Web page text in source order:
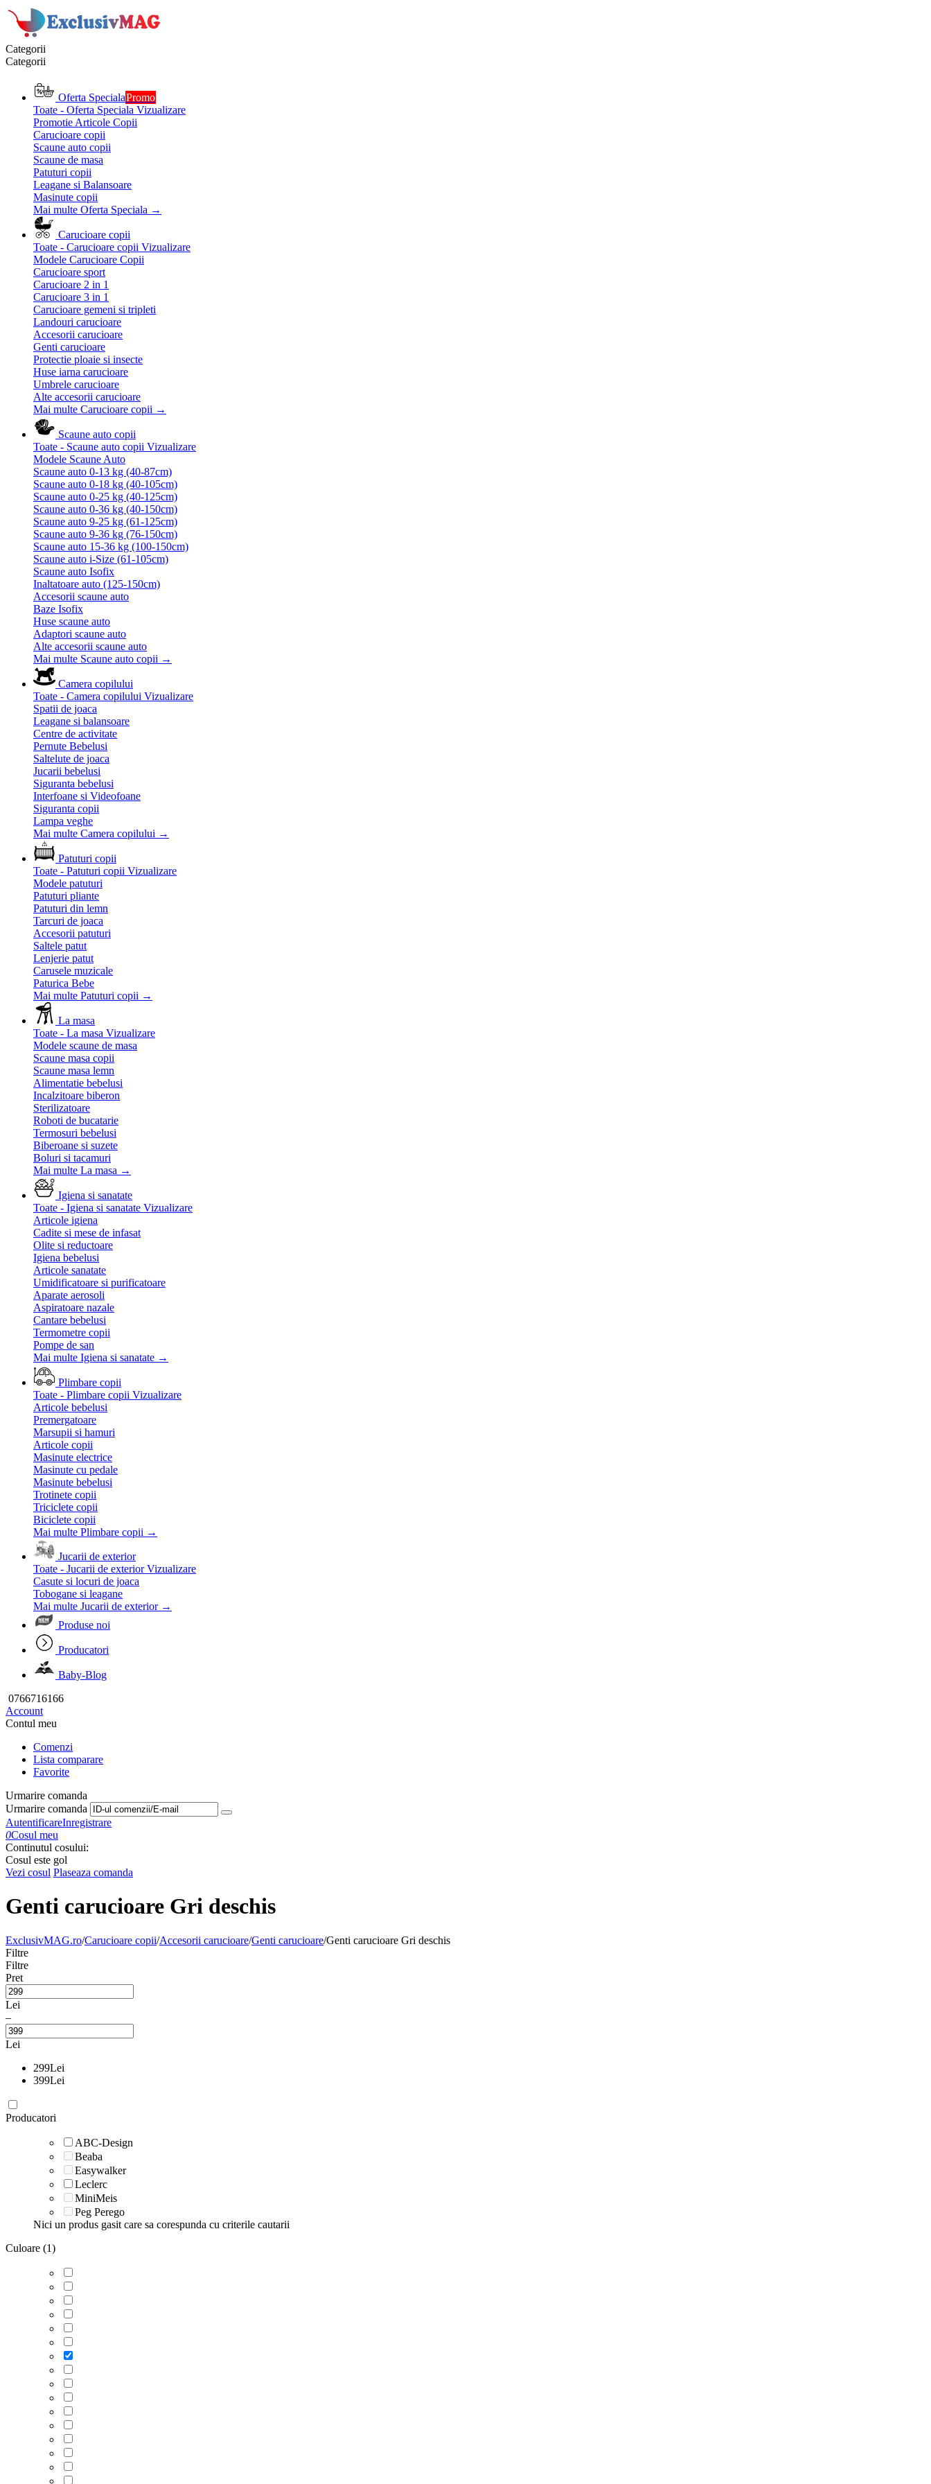
Categorii
Categorii
Oferta SpecialaPromo
Toate - Oferta Speciala Vizualizare
Promotie Articole Copii
Carucioare copii
Scaune auto copii
Scaune de masa
Patuturi copii
Leagane si Balansoare
Masinute copii
Mai multe Oferta Speciala →
Carucioare copii
Toate - Carucioare copii Vizualizare
Modele Carucioare Copii
Carucioare sport
Carucioare 2 in 1
Carucioare 3 in 1
Carucioare gemeni si tripleti
Landouri carucioare
Accesorii carucioare
Genti carucioare
Protectie ploaie si insecte
Huse iarna carucioare
Umbrele carucioare
Alte accesorii carucioare
Mai multe Carucioare copii →
Scaune auto copii
Toate - Scaune auto copii Vizualizare
Modele Scaune Auto
Scaune auto 0-13 kg (40-87cm)
Scaune auto 0-18 kg (40-105cm)
Scaune auto 0-25 kg (40-125cm)
Scaune auto 0-36 kg (40-150cm)
Scaune auto 9-25 kg (61-125cm)
Scaune auto 9-36 kg (76-150cm)
Scaune auto 15-36 kg (100-150cm)
Scaune auto i-Size (61-105cm)
Scaune auto Isofix
Inaltatoare auto (125-150cm)
Accesorii scaune auto
Baze Isofix
Huse scaune auto
Adaptori scaune auto
Alte accesorii scaune auto
Mai multe Scaune auto copii →
Camera copilului
Toate - Camera copilului Vizualizare
Spatii de joaca
Leagane si balansoare
Centre de activitate
Pernute Bebelusi
Saltelute de joaca
Jucarii bebelusi
Siguranta bebelusi
Interfoane si Videofoane
Siguranta copii
Lampa veghe
Mai multe Camera copilului →
Patuturi copii
Toate - Patuturi copii Vizualizare
Modele patuturi
Patuturi pliante
Patuturi din lemn
Tarcuri de joaca
Accesorii patuturi
Saltele patut
Lenjerie patut
Carusele muzicale
Paturica Bebe
Mai multe Patuturi copii →
La masa
Toate - La masa Vizualizare
Modele scaune de masa
Scaune masa copii
Scaune masa lemn
Alimentatie bebelusi
Incalzitoare biberon
Sterilizatoare
Roboti de bucatarie
Termosuri bebelusi
Biberoane si suzete
Boluri si tacamuri
Mai multe La masa →
Igiena si sanatate
Toate - Igiena si sanatate Vizualizare
Articole igiena
Cadite si mese de infasat
Olite si reductoare
Igiena bebelusi
Articole sanatate
Umidificatoare si purificatoare
Aparate aerosoli
Aspiratoare nazale
Cantare bebelusi
Termometre copii
Pompe de san
Mai multe Igiena si sanatate →
Plimbare copii
Toate - Plimbare copii Vizualizare
Articole bebelusi
Premergatoare
Marsupii si hamuri
Articole copii
Masinute electrice
Masinute cu pedale
Masinute bebelusi
Trotinete copii
Triciclete copii
Biciclete copii
Mai multe Plimbare copii →
Jucarii de exterior
Toate - Jucarii de exterior Vizualizare
Casute si locuri de joaca
Tobogane si leagane
Mai multe Jucarii de exterior →
Produse noi
Producatori
Baby-Blog
0766716166
Account
Contul meu
Comenzi
Lista comparare
Favorite
Urmarire comanda
Urmarire comanda
AutentificareInregistrare
0Cosul meu
Continutul cosului:
Cosul este gol
Vezi cosul Plaseaza comanda
Genti carucioare Gri deschis
ExclusivMAG.ro/Carucioare copii/Accesorii carucioare/Genti carucioare/Genti carucioare Gri deschis
Filtre
Filtre
Pret
Lei
–
Lei
299Lei
399Lei
Producatori
ABC-Design
Beaba
Easywalker
Leclerc
MiniMeis
Peg Perego
Nici un produs gasit care sa corespunda cu criterile cautarii
Culoare (1)